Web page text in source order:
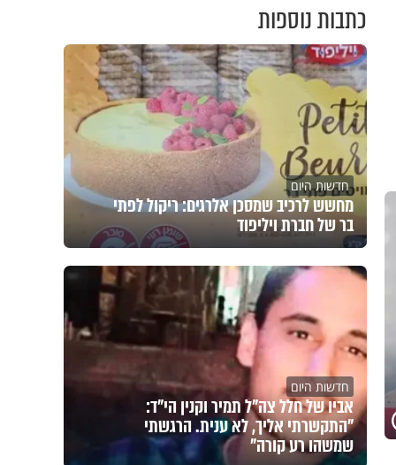
כתבות נוספות
חדשות היום
מחשש לרכיב שמסכן אלרגים: ריקול לפתי
בר של חברת ויליפוד
חדשות היום
אביו של חלל צה"ל תמיר וקנין הי"ד:
"התקשרתי אליך, לא ענית. הרגשתי
שמשהו רע קורה"